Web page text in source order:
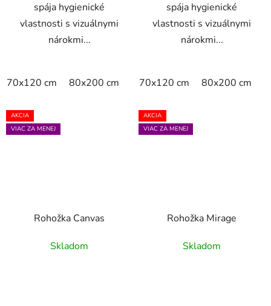
spája hygienické
vlastnosti s vizuálnymi
nárokmi...
70x120 cm 80x200 cm 110x175 cm 140x200 cm
spája hygienické
vlastnosti s vizuálnymi
nárokmi...
70x120 cm 80x200 cm
AKCIA
VIAC ZA MENEJ
Rohožka Canvas
Skladom
AKCIA
VIAC ZA MENEJ
Rohožka Mirage
Skladom